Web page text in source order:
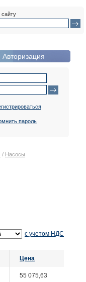
сайту
Авторизация
пароль
/ Насосы
с учетом НДС
Цена
55 075,63